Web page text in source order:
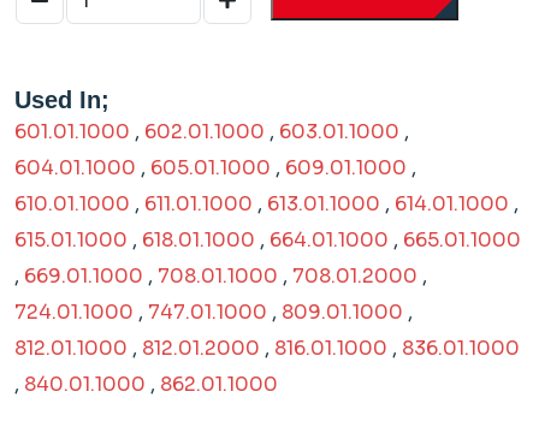
Used In;
601.01.1000 , 602.01.1000 , 603.01.1000 ,
604.01.1000 , 605.01.1000 , 609.01.1000 ,
610.01.1000 , 611.01.1000 , 613.01.1000 , 614.01.1000 ,
615.01.1000 , 618.01.1000 , 664.01.1000 , 665.01.1000
, 669.01.1000 , 708.01.1000 , 708.01.2000 ,
724.01.1000 , 747.01.1000 , 809.01.1000 ,
812.01.1000 , 812.01.2000 , 816.01.1000 , 836.01.1000
, 840.01.1000 , 862.01.1000